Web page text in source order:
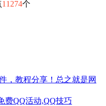
11274个
，教程分享！总之就是网
费QQ活动,QQ技巧